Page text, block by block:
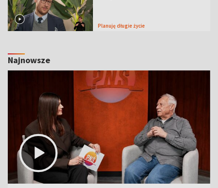
Planuję długie życie
Najnowsze